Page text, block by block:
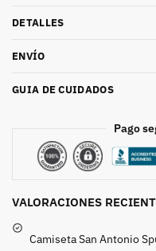
DETALLES
ENVÍO
GUIA DE CUIDADOS
Pago
VALORACIONES
Camiseta San Antonio